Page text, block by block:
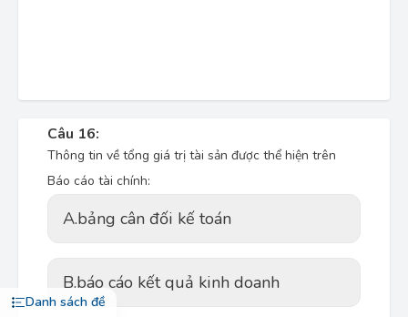
Danh sách đề
Câu 16:
Thông tin về tổng giá trị tài sản được thể hiện trên
Báo cáo tài chính:
A.bảng cân đối kế toán
B.báo cáo kết quả kinh doanh